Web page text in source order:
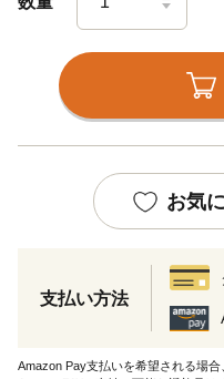
お気
支払い方法
Amazon Pay支払いを希望される場